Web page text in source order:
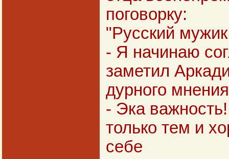
поговорку:
"Русский
- Я начинаю
заметил
дурного
- Эка
только тем и
себе